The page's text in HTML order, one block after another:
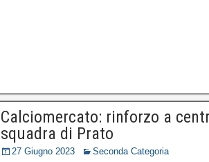
Calciomercato: rinforzo a
squadra di Prato
27 Giugno 2023 Seconda Categoria